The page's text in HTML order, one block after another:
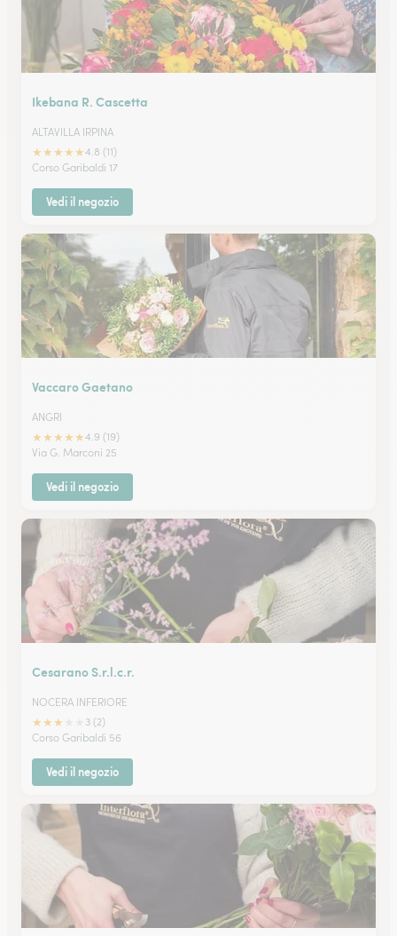
Ikebana R. Cascetta
ALTAVILLA IRPINA
★★★★★4.8 (11)
Corso Garibaldi 17
Vedi il negozio
Vaccaro Gaetano
ANGRI
★★★★★4.9 (19)
Via G. Marconi 25
Vedi il negozio
Cesarano S.r.l.c.r.
NOCERA INFERIORE
★★★
3 (2)
Corso Garibaldi 56
Vedi il negozio